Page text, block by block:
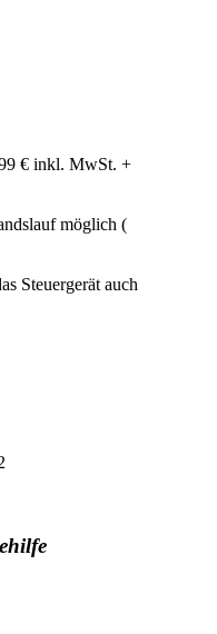
€ inkl. MwSt. +
möglich (
Steuergerät auch